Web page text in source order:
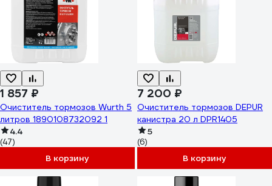
1 857 ₽
Очиститель тормозов Wurth 5
литров 1890108732092 1
4.4
(47)
В корзину
7 200 ₽
Очиститель тормозов DEPUR
канистра 20 л DPR1405
5
(6)
В корзину